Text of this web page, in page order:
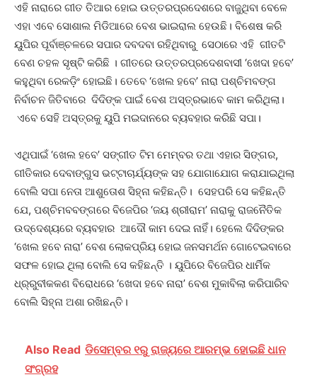
ଏହି ନାରାରେ ଗୀତ ତିଆର ହୋଇ ଉତ୍ତରପ୍ରଦେଶରେ ବାଜୁଥିବା ବେଳେ
ଏହା ଏବେ ସୋଶାଲ ମିଡିଆରେ ବେଶ ଭାଇରାଲ ହେଉଛି। ବିଶେଷ କରି
ୟୁପିର ପୂର୍ବାଞ୍ଚଳରେ ସପାର ଦବଦବା ରହିଥିବାରୁ ସେଠାରେ ଏହି ଗୀତଟି
ବେଣ ଚହଳ ସୃଷ୍ଟି କରିଛି । ଗୀତରେ ଉତ୍ତରପ୍ରଦେଶବାସୀ ‘ଖେଦା ହବେ’
କହୁଥିବା ରେକଡ଼ିଂ ହୋଇଛି। ତେବେ ‘ଖେଲ ହବେ’ ନାରା ପଶ୍ଚିମବଙ୍ଗ
ନିର୍ବାଚନ ଜିତିବାରେ ଦିଦିଙ୍କ ପାଇଁ ବେଶ ଅସ୍ତ୍ରଭାବେ କାମ କରିଥିଲା।
ଏବେ ସେହି ଅସ୍ତ୍ରକୁ ୟୁପି ମଇଦାନରେ ବ୍ୟବହାର କରିଛି ସପା।
ଏଥିପାଇଁ ‘ଖେଲ ହବେ’ ସଙ୍ଗୀତ ଟିମ ମେମ୍ବର ତଥା ଏହାର ସିଙ୍ଗର,
ଗୀତିକାର ଦେବାଙ୍ଗୁସ ଭଟ୍ଟାଚାର୍ଯ୍ୟଙ୍କ ସହ ଯୋଗାଯୋଗ କରାଯାଇଥିଲା
ବୋଲି ସପା ନେତା ଆଶୁତୋଶ ସିହ୍ନା କହିଛନ୍ତି। ସେହପରି ସେ କହିଛନ୍ତି
ଯେ, ପଶ୍ଚିମବବଙ୍ଗରେ ବିଜେପିର ‘ଜୟ ଶ୍ରୀରାମ’ ନାରାକୁ ରାଜନୈତିକ
ଉଦ୍ଦେଶ୍ୟରେ ବ୍ୟବହାର ଆଦୌ କାମ ଦେଇ ନାହିଁ। ହେଲେ ଦିଦିଙ୍କର
‘ଖେଲ ହବେ ନାରା’ ବେଶ ଲୋକପ୍ରିୟ ହୋଇ ଜନସମର୍ଥନ ଗୋଟେଇବାରେ
ସଫଳ ହୋଇ ଥିଲା ବୋଲି ସେ କହିଛନ୍ତି । ୟୁପିରେ ବିଜେପିର ଧାର୍ମିକ
ଧ୍ର୍ରୁବୀକକଣ ବିରୋଧରେ ‘ଖେଦା ହବେ ନାରା’ ବେଶ ମୁକାବିଲା କରିପାରିବ
ବୋଲି ସିହ୍ନା ଅଶା ରଖିଛନ୍ତି।
Also Read ଡିସେମ୍ବର ୧ରୁ ରାଜ୍ୟରେ ଆରମ୍ଭ ହୋଇଛି ଧାନ
ସଂଗ୍ରହ